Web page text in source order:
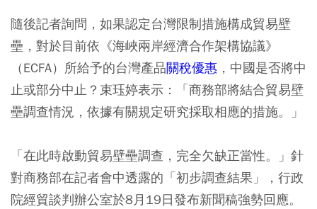
隨後記者詢問，如果認定台灣限制措施構成貿易壁
壘，對於目前依《海峽兩岸經濟合作架構協議》
（ECFA）所給予的台灣產品關稅優惠 ，中國是否將中
止或部分中止？束珏婷表示：「商務部將結合貿易壁
壘調查情況，依據有關規定研究採取相應的措施。」
「在此時啟動貿易壁壘調查，完全欠缺正當性。」針
對商務部在記者會中透露的「初步調查結果」，行政
院經貿談判辦公室於8月19日發布新聞稿強勢回應。